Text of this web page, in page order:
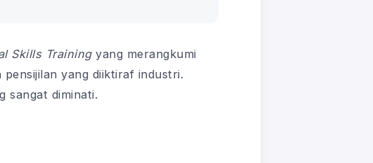
Skills Trainingyang merangkumi
yang diiktiraf industri.
sangat diminati.